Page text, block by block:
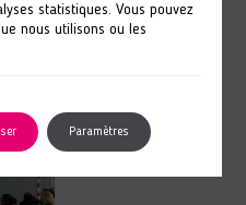
statistiques. Vous pouvez
nous utilisons ou les
Paramètres